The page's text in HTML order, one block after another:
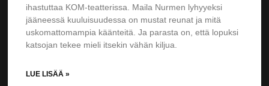
ihastuttaa KOM-teatterissa. Maila Nurmen lyhyyeksi
jääneessä kuuluisuudessa on mustat reunat ja mitä
uskomattomampia käänteitä. Ja parasta on, että lopuksi
katsojan tekee mieli itsekin vähän kiljua.
LUE LISÄÄ »